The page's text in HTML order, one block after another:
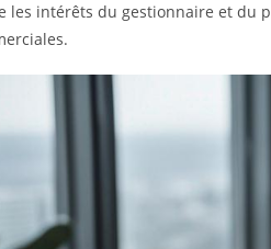
les intérêts du gestionnaire et du